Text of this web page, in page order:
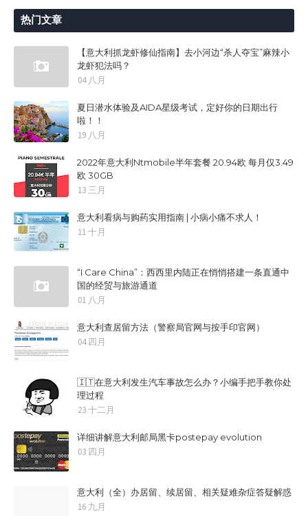
热门文章
【意大利抓龙虾修仙指南】去小河边“杀人夺宝”麻辣小
龙虾犯法吗？
04 八月
夏日潜水体验及AIDA星级考试，定好你的日期出行
啦！！
19 八月
2022年意大利Ntmobile半年套餐 20.94欧 每月仅3.49
欧 30GB
13 三月
意大利看病与购药实用指南 | 小病小痛不求人！
11 十月
“I Care China”：西西里内陆正在悄悄搭建一条直通中
国的经贸与旅游通道
01 八月
意大利查居留方法（警察局官网与按手印官网）
04 四月
🇮🇹在意大利发生汽车事故怎么办？小编手把手教你处
理过程
23 十二月
详细讲解意大利邮局黑卡postepay evolution
03 四月
意大利（全）办居留、续居留、相关疑难杂症答疑解惑
16 九月